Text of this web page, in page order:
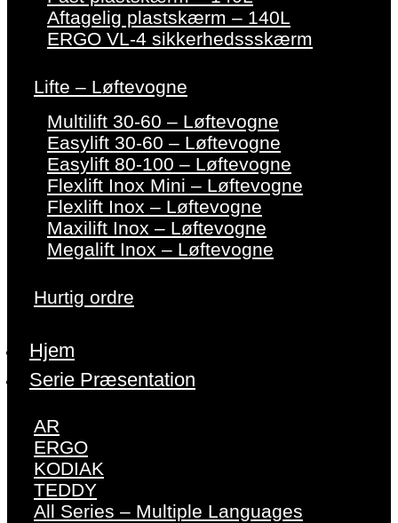
Aftagelig plastskærm – 140L
ERGO VL-4 sikkerhedssskærm
Lifte – Løftevogne
Multilift 30-60 – Løftevogne
Easylift 30-60 – Løftevogne
Easylift 80-100 – Løftevogne
Flexlift Inox Mini – Løftevogne
Flexlift Inox – Løftevogne
Maxilift Inox – Løftevogne
Megalift Inox – Løftevogne
Hurtig ordre
Hjem
Serie Præsentation
AR
ERGO
KODIAK
TEDDY
All Series – Multiple Languages